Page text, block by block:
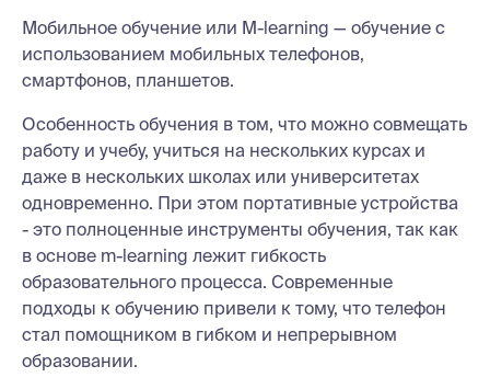
Мобильное обучение или M-learning — обучение с
использованием мобильных телефонов,
смартфонов, планшетов.
Особенность обучения в том, что можно совмещать
работу и учебу, учиться на нескольких курсах и
даже в нескольких школах или университетах
одновременно. При этом портативные устройства
- это полноценные инструменты обучения, так как
в основе m-learning лежит гибкость
образовательного процесса. Современные
подходы к обучению привели к тому, что телефон
стал помощником в гибком и непрерывном
образовании.